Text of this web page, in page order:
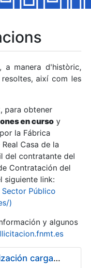
a manera d'històric,
així com les
para obtener
en curso y
la Fábrica
Casa de la
del contratante del
Contratación del
siguiente link:
Público
)
y algunos
Pliego condiciones optimización cargas compras firmado